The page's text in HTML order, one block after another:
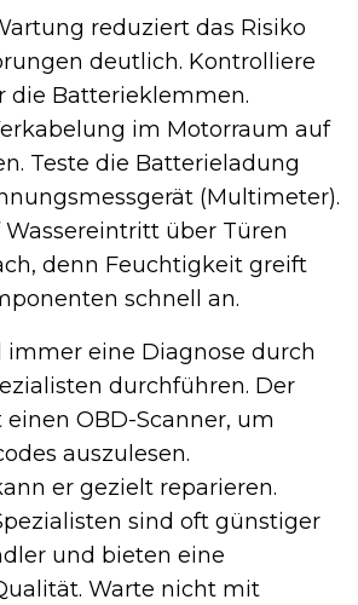
reduziert das Risiko
deutlich. Kontrolliere
die Batterieklemmen.
im Motorraum auf
Teste die Batterieladung
(Multimeter).
über Türen
denn Feuchtigkeit greift
schnell an.
immer eine Diagnose durch
durchführen. Der
OBD-Scanner, um
auszulesen.
er gezielt reparieren.
sind oft günstiger
und bieten eine
Warte nicht mit